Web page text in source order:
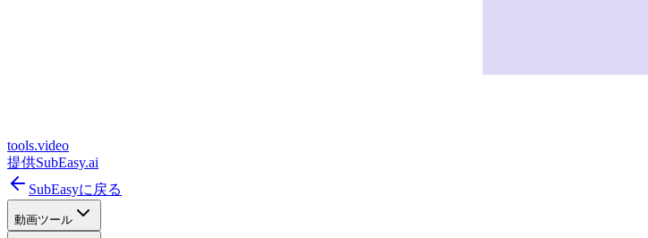
tools.video
提供SubEasy.ai
SubEasyに戻る
動画ツール